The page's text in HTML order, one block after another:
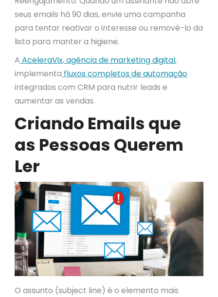
seus emails há 90 dias, envie uma campanha
para tentar reativar o interesse ou removê-lo da
lista para manter a higiene.
A AceleraVix,agência de marketing digital,
implementa fluxos completos de automação
integrados com CRM para nutrir leads e
aumentar as vendas.
Criando Emails que
as Pessoas Querem
Ler
O assunto (subject line) é o elemento mais